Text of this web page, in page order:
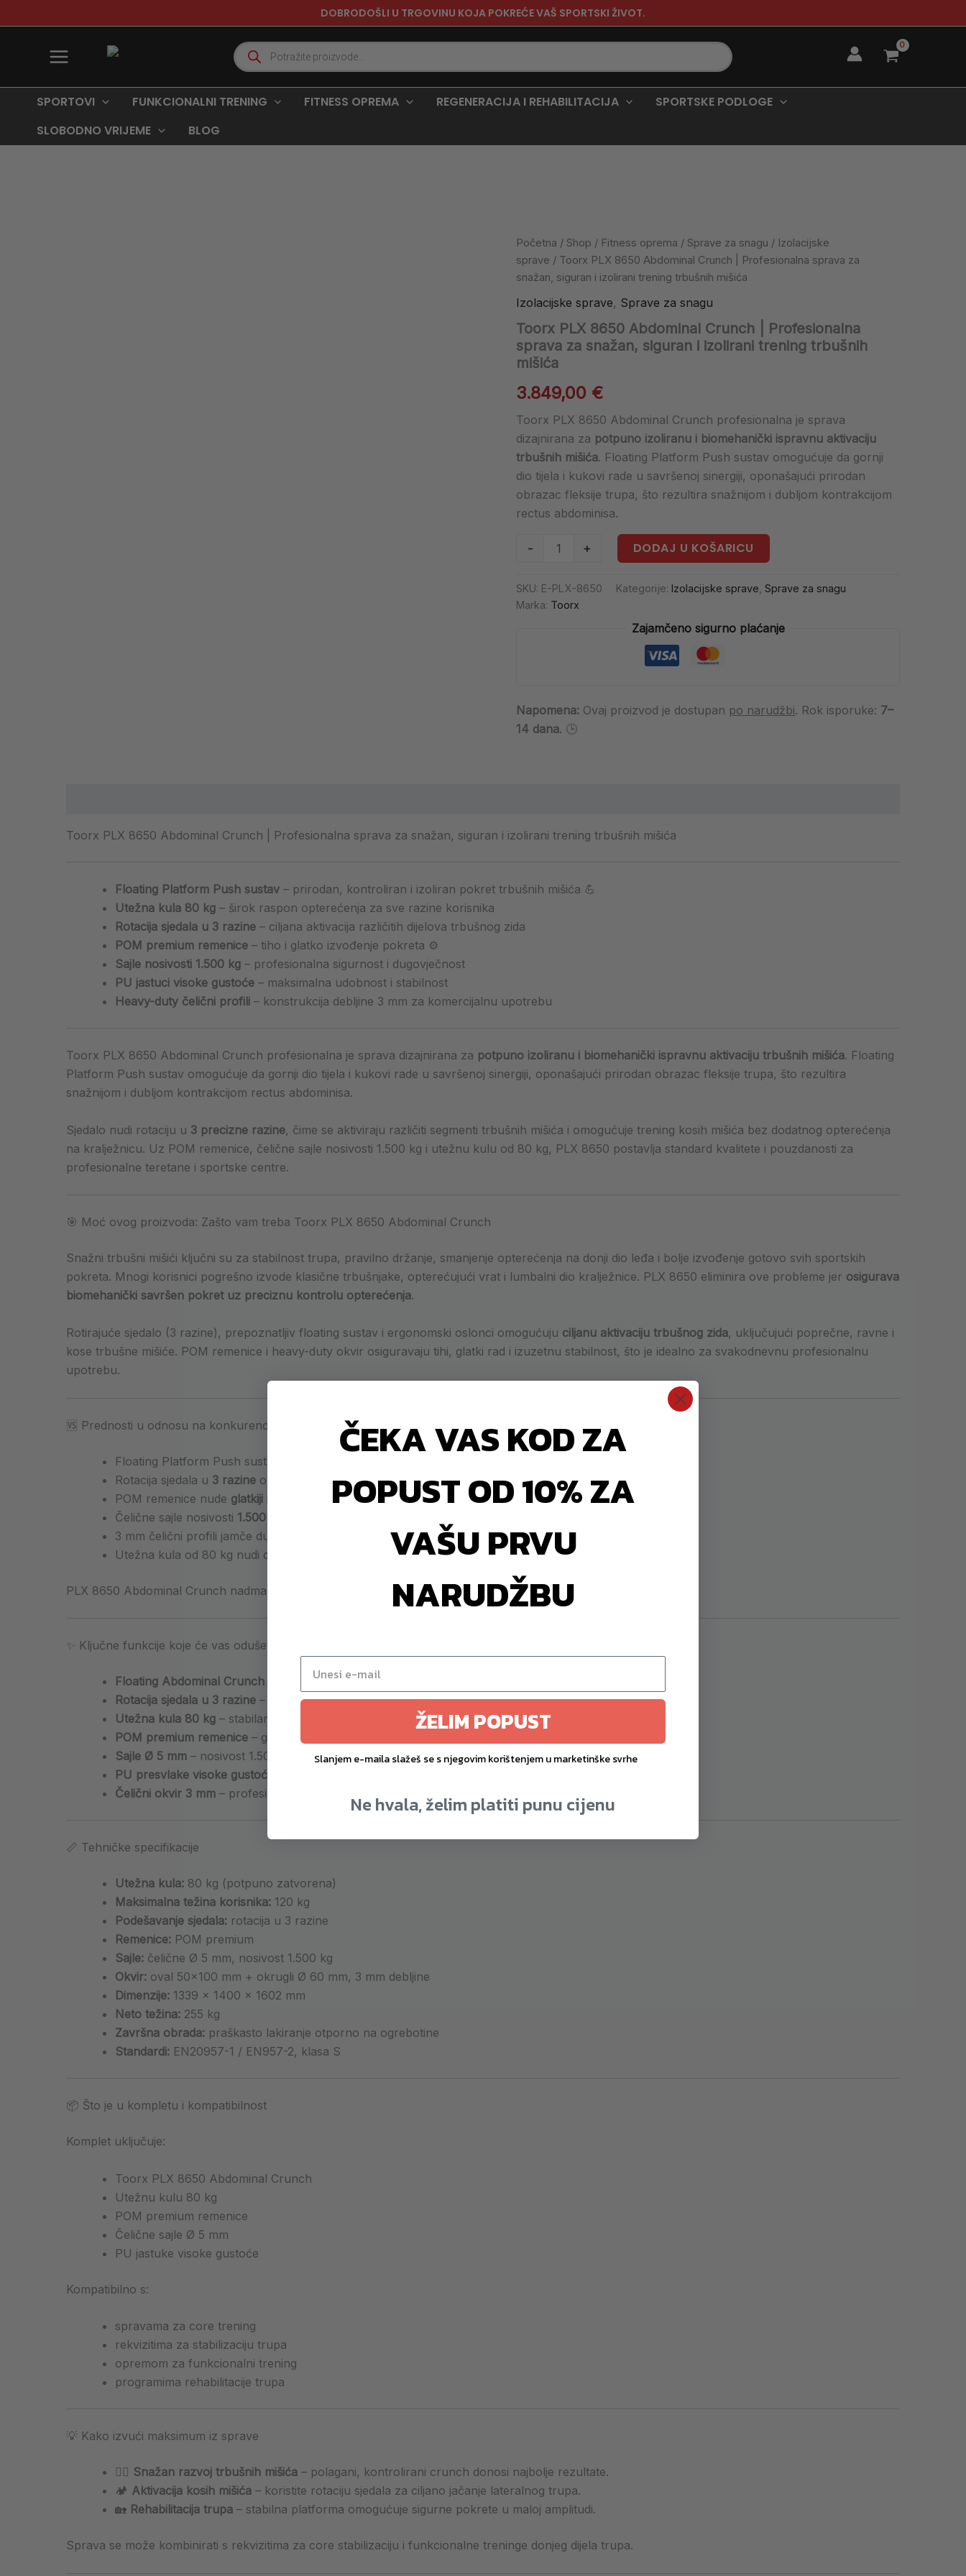
to
DOBRODOŠLI U TRGOVINU KOJA POKREĆE VAŠ SPORTSKI ŽIVOT.
Products
search
SPORTOVI FUNKCIONALNI TRENING FITNESS OPREMA REGENERACIJA I REHABILITACIJA
SPORTSKE PODLOGE
SLOBODNO VRIJEME
BLOG
Početna / Shop / Fitness oprema / Sprave za snagu / Izolacijske
sprave / Toorx PLX 8650 Abdominal Crunch | Profesionalna sprava za
snažan, siguran i izolirani trening trbušnih mišića
Izolacijske sprave, Sprave za snagu
Toorx PLX 8650 Abdominal Crunch | Profesionalna
sprava za snažan, siguran i izolirani trening trbušnih
mišića
3.849,00 €
Toorx PLX 8650 Abdominal Crunch profesionalna je sprava
dizajnirana za potpuno izoliranu i biomehanički ispravnu aktivaciju
trbušnih mišića. Floating Platform Push sustav omogućuje da gornji
dio tijela i kukovi rade u savršenoj sinergiji, oponašajući prirodan
obrazac fleksije trupa, što rezultira snažnijom i dubljom kontrakcijom
rectus abdominisa.
-
Toorx
8650
Abdominal
Crunch
Profesionalna
sprava
za
snažan,
siguran
i
izolirani
trening
trbušnih
mišića
količina
+ DODAJ U KOŠARICU
SKU: E-PLX-8650 Kategorije: Izolacijske sprave ,Sprave za snagu
Marka: Toorx
Zajamčeno sigurno plaćanje
Napomena: Ovaj proizvod je dostupan po narudžbi. Rok isporuke: 7–
14 dana. 🕒
Toorx PLX 8650 Abdominal Crunch | Profesionalna sprava za snažan, siguran i izolirani trening trbušnih mišića
Floating Platform Push sustav – prirodan, kontroliran i izoliran pokret trbušnih mišića 💪
Utežna kula 80 kg – širok raspon opterećenja za sve razine korisnika
Rotacija sjedala u 3 razine – ciljana aktivacija različitih dijelova trbušnog zida
POM premium remenice – tiho i glatko izvođenje pokreta ⚙️
Sajle nosivosti 1.500 kg – profesionalna sigurnost i dugovječnost
PU jastuci visoke gustoće – maksimalna udobnost i stabilnost
Heavy-duty čelični profili – konstrukcija debljine 3 mm za komercijalnu upotrebu
Toorx PLX 8650 Abdominal Crunch profesionalna je sprava dizajnirana za potpuno izoliranu i biomehanički ispravnu aktivaciju trbušnih mišića. Floating
Platform Push sustav omogućuje da gornji dio tijela i kukovi rade u savršenoj sinergiji, oponašajući prirodan obrazac fleksije trupa, što rezultira
snažnijom i dubljom kontrakcijom rectus abdominisa.
Sjedalo nudi rotaciju u 3 precizne razine, čime se aktiviraju različiti segmenti trbušnih mišića i omogućuje trening kosih mišića bez dodatnog opterećenja
na kralježnicu. Uz POM remenice, čelične sajle nosivosti 1.500 kg i utežnu kulu od 80 kg, PLX 8650 postavlja standard kvalitete i pouzdanosti za
profesionalne teretane i sportske centre.
🎯 Moć ovog proizvoda: Zašto vam treba Toorx PLX 8650 Abdominal Crunch
Snažni trbušni mišići ključni su za stabilnost trupa, pravilno držanje, smanjenje opterećenja na donji dio leđa i bolje izvođenje gotovo svih sportskih
pokreta. Mnogi korisnici pogrešno izvode klasične trbušnjake, opterećujući vrat i lumbalni dio kralježnice. PLX 8650 eliminira ove probleme jer osigurava
biomehanički savršen pokret uz preciznu kontrolu opterećenja.
Rotirajuće sjedalo (3 razine), prepoznatljiv floating sustav i ergonomski oslonci omogućuju ciljanu aktivaciju trbušnog zida, uključujući poprečne, ravne i
kose trbušne mišiće. POM remenice i heavy-duty okvir osiguravaju tihi, glatki rad i izuzetnu stabilnost, što je idealno za svakodnevnu profesionalnu
upotrebu.
🆚 Prednosti u odnosu na konkurenciju
Floating Platform Push sustav pruža
Rotacija sjedala u 3 razine omogućuje ciljani rad različitih dijelova trbušnih mišića.
POM remenice nude glatkiji i tiši rad
od klasičnih plastičnih remenica.
Čelične sajle nosivosti 1.500 kg
3 mm čelični profili jamče dugotrajnu stabilnost i otpornost na intenzivnu upotrebu.
Utežna kula od 80 kg nudi dovoljno otpora za sve razine korisnika, uključujući napredne sportaše.
PLX 8650 Abdominal Crunch nadmašuje konkurentske modele u stabilnosti, biomehanici i podesivosti.
✨ Ključne funkcije koje će vas oduševiti
Floating Abdominal Crunch – snažna i duboka aktivacija trbušnih mišića 💪
Rotacija sjedala u 3 razine – ciljana aktivacija kosih mišića
Utežna kula 80 kg – stabilan otpor tijekom cijelog pokreta
POM premium remenice – glatko izvođenje bez trenja ⚙️
Sajle Ø 5 mm – nosivost 1.500 kg
PU presvlake visoke gustoće
Čelični okvir 3 mm – profesionalna stabilnost i trajnost
📏 Tehničke specifikacije
Utežna kula: 80 kg (potpuno zatvorena)
Maksimalna težina korisnika: 120 kg
Podešavanje sjedala: rotacija u 3 razine
Remenice: POM premium
Sajle: čelične Ø 5 mm, nosivost 1.500 kg
Okvir: oval 50×100 mm + okrugli Ø 60 mm, 3 mm debljine
Dimenzije: 1339 × 1400 × 1602 mm
Neto težina: 255 kg
Završna obrada: praškasto lakiranje otporno na ogrebotine
Standardi: EN20957-1 / EN957-2, klasa S
📦 Što je u kompletu i kompatibilnost
Komplet uključuje:
Toorx PLX 8650 Abdominal Crunch
Utežnu kulu 80 kg
POM premium remenice
Čelične sajle Ø 5 mm
PU jastuke visoke gustoće
Kompatibilno s:
spravama za core trening
rekvizitima za stabilizaciju trupa
opremom za funkcionalni trening
programima rehabilitacije trupa
💡 Kako izvući maksimum iz sprave
🏋️‍♀️ Snažan razvoj trbušnih mišića – polagani, kontrolirani crunch donosi najbolje rezultate.
🏕️ Aktivacija kosih mišića – koristite rotaciju sjedala za ciljano jačanje lateralnog trupa.
🏡 Rehabilitacija trupa – stabilna platforma omogućuje sigurne pokrete u maloj amplitudi.
Sprava se može kombinirati s rekvizitima za core stabilizaciju i funkcionalne treninge donjeg dijela trupa.
ČEKA VAS KOD ZA
POPUST OD 10% ZA
VAŠU PRVU
NARUDŽBU
ŽELIM POPUST
Slanjem e-maila slažeš se s njegovim korištenjem u marketinške svrhe
Ne hvala, želim platiti punu cijenu